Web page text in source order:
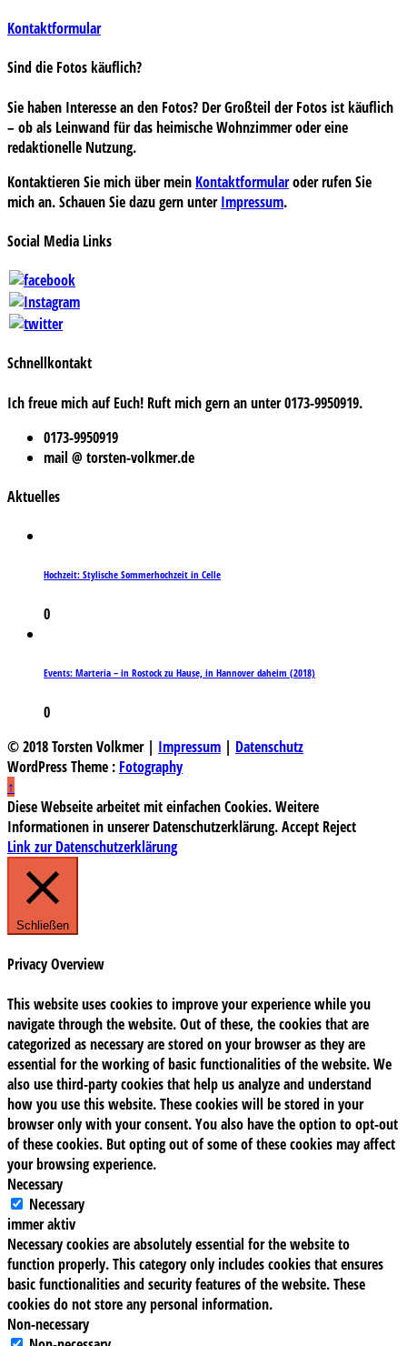
Kontaktformular
Sind die Fotos käuflich?
Sie haben Interesse an den Fotos? Der Großteil der Fotos ist käuflich
– ob als Leinwand für das heimische Wohnzimmer oder eine
redaktionelle Nutzung.
Kontaktieren Sie mich über mein Kontaktformularoder rufen Sie
mich an. Schauen Sie dazu gern unterImpressum.
Social Media Links
Schnellkontakt
Ich freue mich auf Euch! Ruft mich gern an unter 0173-9950919.
0173-9950919
mail @ torsten-volkmer.de
Aktuelles
Hochzeit: Stylische Sommerhochzeit in Celle
0
Events: Marteria – in Rostock zu Hause, in Hannover daheim (2018)
0
© 2018 Torsten Volkmer | Impressum | Datenschutz
WordPress Theme : Fotography
↑
Diese Webseite arbeitet mit einfachen Cookies. Weitere
Informationen in unserer Datenschutzerklärung.Accept Reject
Link zur Datenschutzerklärung
Schließen
Privacy Overview
This website uses cookies to improve your experience while you
navigate through the website. Out of these, the cookies that are
categorized as necessary are stored on your browser as they are
essential for the working of basic functionalities of the website. We
also use third-party cookies that help us analyze and understand
how you use this website. These cookies will be stored in your
browser only with your consent. You also have the option to opt-out
of these cookies. But opting out of some of these cookies may affect
your browsing experience.
Necessary
Necessary
immer aktiv
Necessary cookies are absolutely essential for the website to
function properly. This category only includes cookies that ensures
basic functionalities and security features of the website. These
cookies do not store any personal information.
Non-necessary